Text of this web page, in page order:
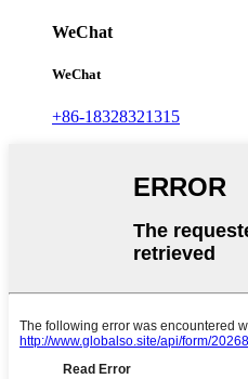
WeChat
WeChat
+86-18328321315